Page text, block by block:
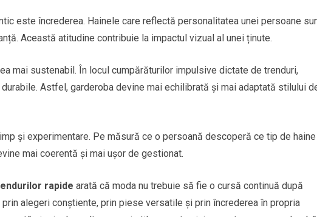
este încrederea. Hainele care reflectă personalitatea unei persoane
Această atitudine contribuie la impactul vizual al unei ținute.
mai sustenabil. În locul cumpărăturilor impulsive dictate de trenduri,
Astfel, garderoba devine mai echilibrată și mai adaptată stilului
și experimentare. Pe măsură ce o persoană descoperă ce tip de
mai coerentă și mai ușor de gestionat.
rapide arată că moda nu trebuie să fie o cursă continuă după
alegeri conștiente, prin piese versatile și prin încrederea în propria